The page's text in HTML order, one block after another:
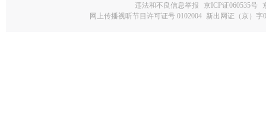
违法和不良信息举报
京ICP证060535号
网上传播视听节目许可证号 0102004 新出网证（京）